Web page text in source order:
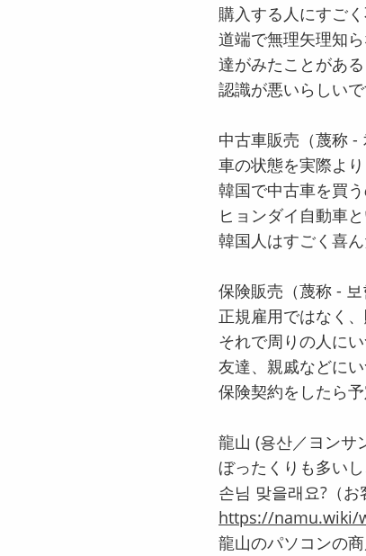
購入する人にすご
道端で無理矢理知
達がみたことがあ
認識が悪いらしいで
中古車販売（蔑称 -
車の状態を実際よ
韓国で中古車を買
ヒョンダイ自動車
韓国人はすごく喜
保険販売（蔑称 - 보
正規雇用ではなく
それで周りの人に
友達、親戚などに
保険契約をしたら
龍山 (용산／ヨンサ
ぼったくりも多い
손님 맞을래요?（
https://namu.wiki/w/
龍山のパソコンの